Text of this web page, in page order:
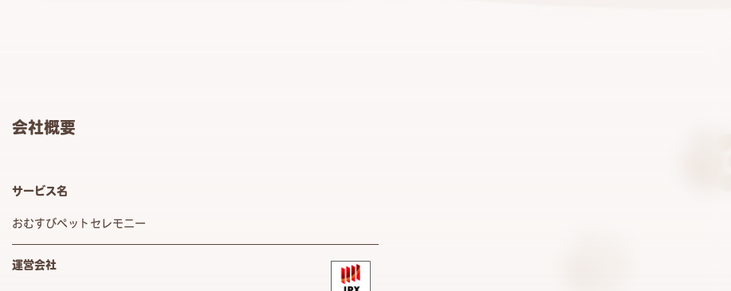
会社概要
サービス名
おむすびペットセレモニー
運営会社